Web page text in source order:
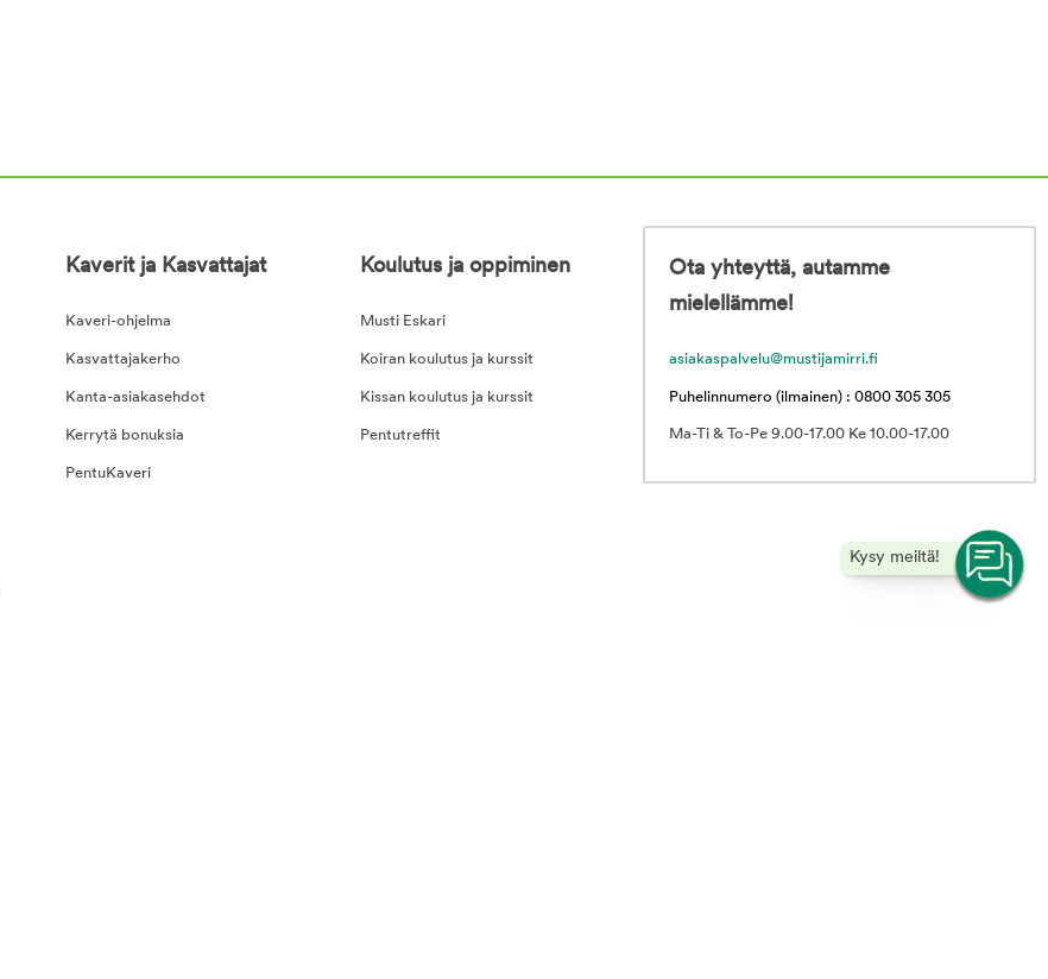
Kysy meiltä!
Kaverit ja Kasvattajat
Kaveri-ohjelma
Kasvattajakerho
Kanta-asiakasehdot
Kerrytä bonuksia
PentuKaveri
Koulutus ja oppiminen
Musti Eskari
Koiran koulutus ja kurssit
Kissan koulutus ja kurssit
Pentutreffit
Ota yhteyttä, autamme
mielellämme!
asiakaspalvelu@mustijamirri.fi
Puhelinnumero (ilmainen) : 0800 305 305
Ma-Ti & To-Pe 9.00-17.00 Ke 10.00-17.00